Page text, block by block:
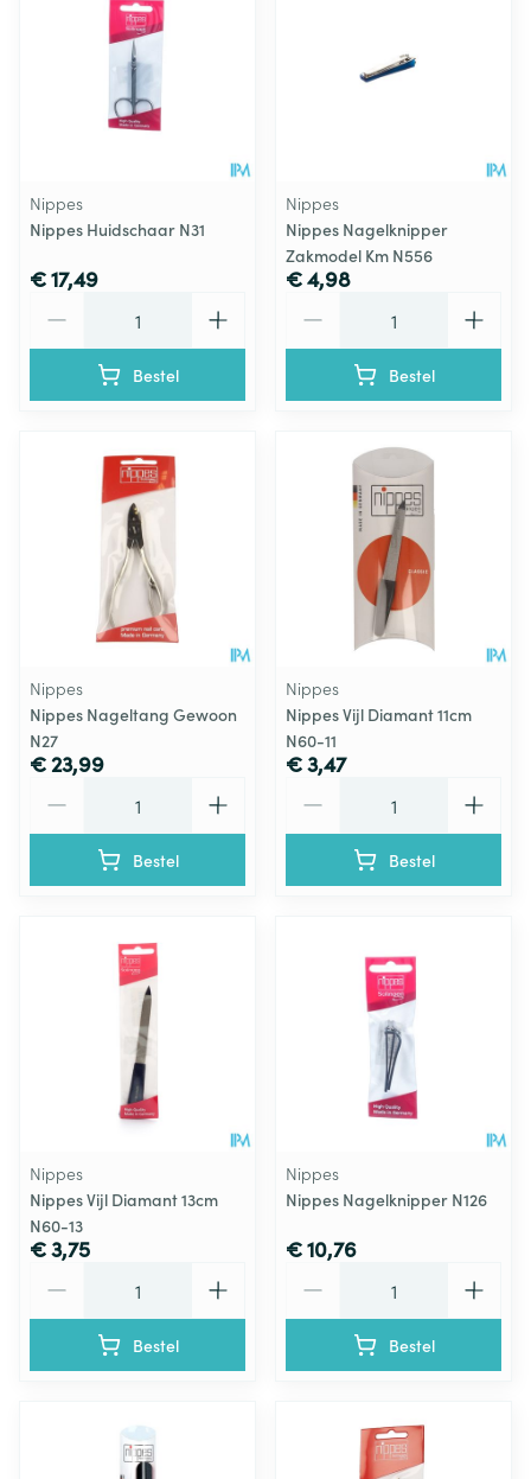
Nippes
Nippes Huidschaar N31
€ 17,49
Bestel
Nippes
Nippes Nagelknipper
Zakmodel Km N556
€ 4,98
Bestel
Nippes
Nippes Nageltang Gewoon
N27
€ 23,99
Bestel
Nippes
Nippes Vijl Diamant 11cm
N60-11
€ 3,47
Bestel
Nippes
Nippes Vijl Diamant 13cm
N60-13
€ 3,75
Bestel
Nippes
Nippes Nagelknipper N126
€ 10,76
Bestel